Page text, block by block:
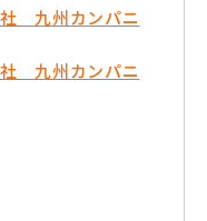
社 九州カンパニ
社 九州カンパニ